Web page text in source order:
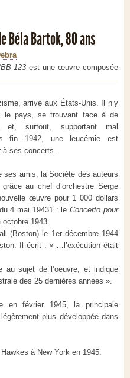
Béla Bartok, 80 ans
123 est une œuvre composée
arrive aux États-Unis. Il n’y
le pays, se trouvant face à de
et, surtout, supportant mal
fin 1942, une leucémie est
à ses concerts.
ses amis, la Société des auteurs
au chef d’orchestre Serge
œuvre pour 1 000 dollars
4 mai 19431 : leConcerto pour
octobre 1943.
(Boston) le 1er décembre 1944
Il écrit : « …l’exécution était
au sujet de l’oeuvre, et indique
des 25 dernières années ».
en février 1945, la principale
plus développée dans
à New York en 1945.